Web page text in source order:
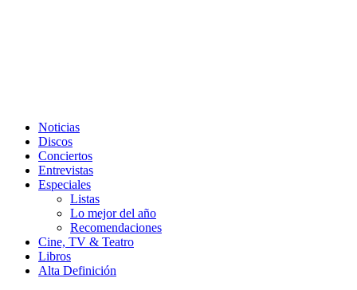
Noticias
Discos
Conciertos
Entrevistas
Especiales
Listas
Lo mejor del año
Recomendaciones
Cine, TV & Teatro
Libros
Alta Definición